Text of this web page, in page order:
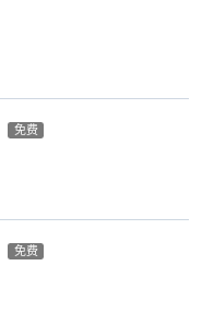
免费
免费